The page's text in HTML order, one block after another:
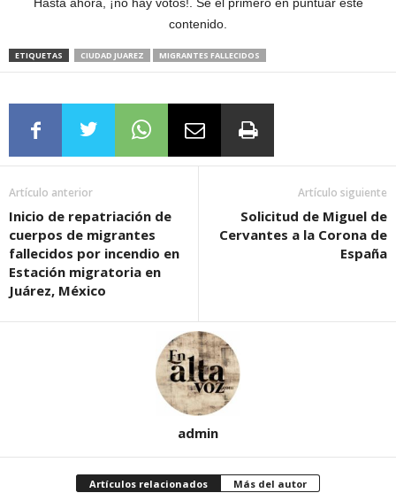
contenido.
ETIQUETAS CIUDAD JUAREZ MIGRANTES FALLECIDOS
Artículo anterior
Inicio de repatriación de
cuerpos de migrantes
fallecidos por incendio en
Estación migratoria en
Juárez, México
Artículo siguiente
Solicitud de Miguel de
Cervantes a la Corona de
España
admin
Artículos relacionados Más del autor